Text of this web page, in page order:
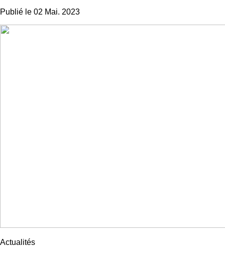
Publié le 02 Mai. 2023
Actualités